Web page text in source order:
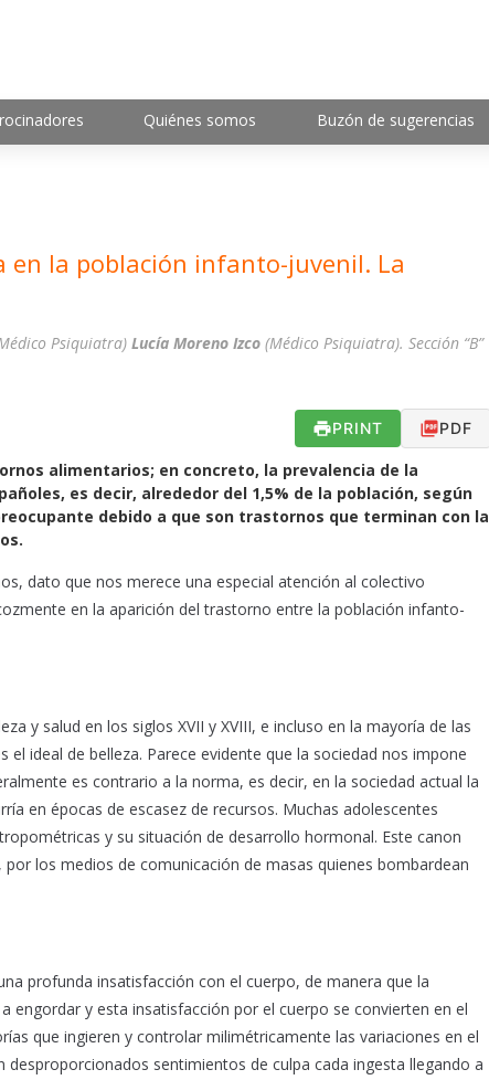
Quiénes somos Buzón de sugerencias
la población infanto-juvenil. La
Psiquiatra) Lucía Moreno Izco (Médico Psiquiatra). Sección “B”
PRINT PDF
alimentarios; en concreto, la prevalencia de la
es decir, alrededor del 1,5% de la población, según
debido a que son trastornos que terminan con la
dato que nos merece una especial atención al colectivo
en la aparición del trastorno entre la población infanto-
y salud en los siglos XVII y XVIII, e incluso en la mayoría de las
ideal de belleza. Parece evidente que la sociedad nos impone
es contrario a la norma, es decir, en la sociedad actual la
en épocas de escasez de recursos. Muchas adolescentes
y su situación de desarrollo hormonal. Este canon
los medios de comunicación de masas quienes bombardean
profunda insatisfacción con el cuerpo, de manera que la
engordar y esta insatisfacción por el cuerpo se convierten en el
que ingieren y controlar milimétricamente las variaciones en el
sentimientos de culpa cada ingesta llegando a